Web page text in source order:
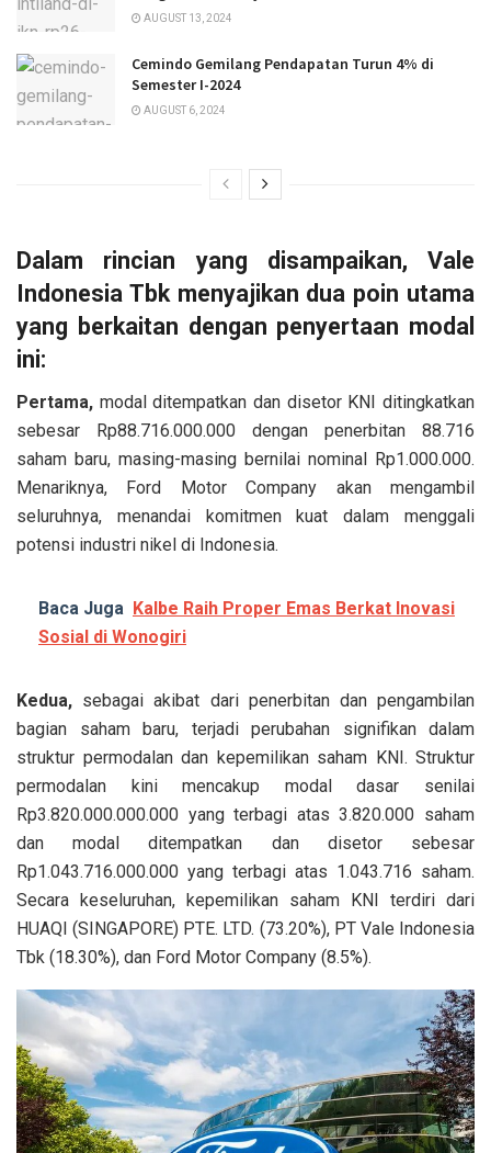
AUGUST 13, 2024
Cemindo Gemilang Pendapatan Turun 4% di
Semester I-2024
AUGUST 6, 2024
Dalam rincian yang disampaikan, Vale
Indonesia Tbk menyajikan dua poin utama
yang berkaitan dengan penyertaan modal
ini:
Pertama, modal ditempatkan dan disetor KNI ditingkatkan
sebesar Rp88.716.000.000 dengan penerbitan 88.716
saham baru, masing-masing bernilai nominal Rp1.000.000.
Menariknya, Ford Motor Company akan mengambil
seluruhnya, menandai komitmen kuat dalam menggali
potensi industri nikel di Indonesia.
Baca Juga Kalbe Raih Proper Emas Berkat Inovasi
Sosial di Wonogiri
Kedua, sebagai akibat dari penerbitan dan pengambilan
bagian saham baru, terjadi perubahan signifikan dalam
struktur permodalan dan kepemilikan saham KNI. Struktur
permodalan kini mencakup modal dasar senilai
Rp3.820.000.000.000 yang terbagi atas 3.820.000 saham
dan modal ditempatkan dan disetor sebesar
Rp1.043.716.000.000 yang terbagi atas 1.043.716 saham.
Secara keseluruhan, kepemilikan saham KNI terdiri dari
HUAQI (SINGAPORE) PTE. LTD. (73.20%), PT Vale Indonesia
Tbk (18.30%), dan Ford Motor Company (8.5%).